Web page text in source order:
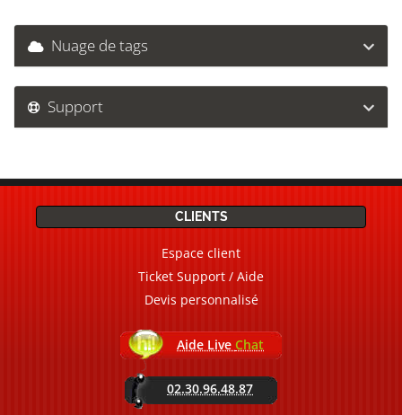
Nuage de tags
Support
CLIENTS
Espace client
Ticket Support / Aide
Devis personnalisé
Aide Live Chat
02.30.96.48.87